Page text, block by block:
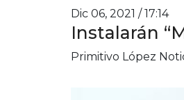
Dic 06, 2021 / 17:14
Instalarán
Primitivo López